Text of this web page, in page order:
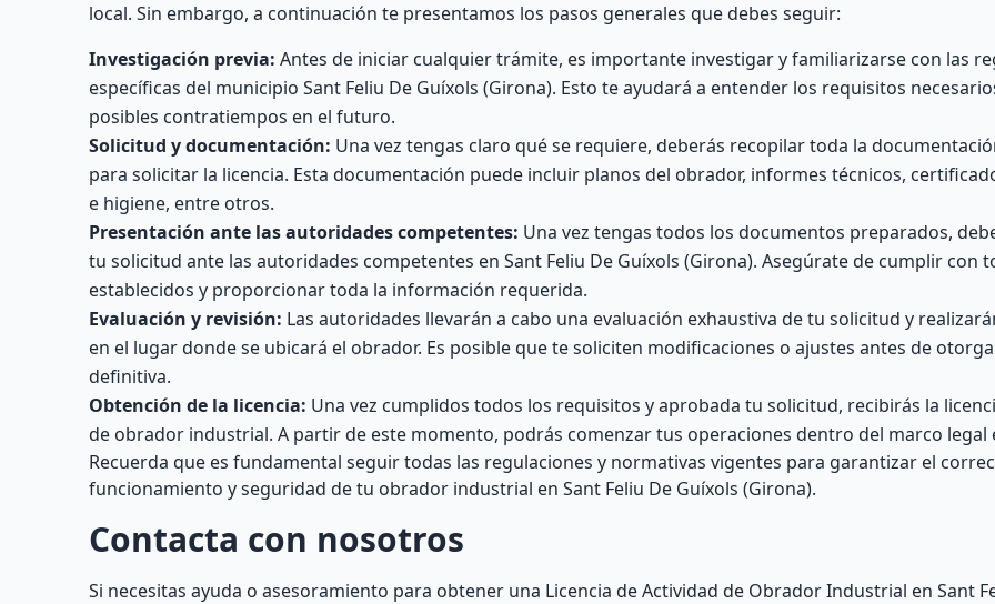
local. Sin embargo, a continuación te presentamos los pasos generales que debes seguir:
Investigación previa: Antes de iniciar cualquier trámite, es importante investigar y familiarizarse con las
específicas del municipio Sant Feliu De Guíxols (Girona). Esto te ayudará a entender los requisitos
posibles contratiempos en el futuro.
Solicitud y documentación: Una vez tengas claro qué se requiere, deberás recopilar toda la
para solicitar la licencia. Esta documentación puede incluir planos del obrador, informes técnicos,
e higiene, entre otros.
Presentación ante las autoridades competentes: Una vez tengas todos los documentos preparados,
tu solicitud ante las autoridades competentes en Sant Feliu De Guíxols (Girona). Asegúrate de cumplir con
establecidos y proporcionar toda la información requerida.
Evaluación y revisión: Las autoridades llevarán a cabo una evaluación exhaustiva de tu solicitud y
en el lugar donde se ubicará el obrador. Es posible que te soliciten modificaciones o ajustes antes de
definitiva.
Obtención de la licencia: Una vez cumplidos todos los requisitos y aprobada tu solicitud, recibirás la
de obrador industrial. A partir de este momento, podrás comenzar tus operaciones dentro del marco legal
Recuerda que es fundamental seguir todas las regulaciones y normativas vigentes para garantizar el
funcionamiento y seguridad de tu obrador industrial en Sant Feliu De Guíxols (Girona).
Contacta con nosotros
Si necesitas ayuda o asesoramiento para obtener una Licencia de Actividad de Obrador Industrial en Sant